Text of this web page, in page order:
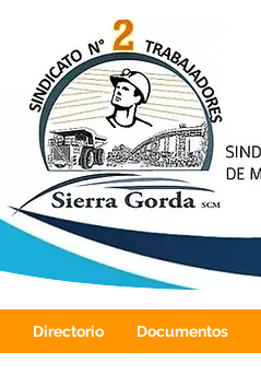
Directorio Documentos